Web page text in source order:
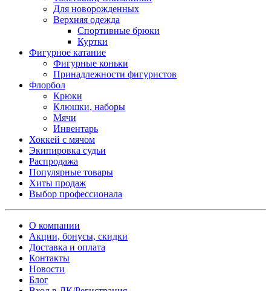
Для новорожденных
Верхняя одежда
Спортивные брюки
Куртки
Фигурное катание
Фигурные коньки
Принадлежности фигуристов
Флорбол
Крюки
Клюшки, наборы
Мячи
Инвентарь
Хоккей с мячом
Экипировка судьи
Распродажа
Популярные товары
Хиты продаж
Выбор профессионала
О компании
Акции, бонусы, скидки
Доставка и оплата
Контакты
Новости
Блог